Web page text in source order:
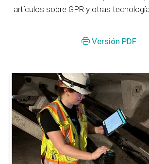
artículos sobre GPR y otras
Versión PDF